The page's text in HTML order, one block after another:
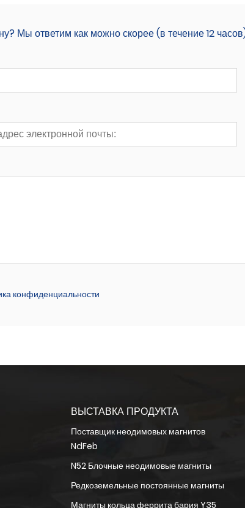
Мы ответим как можно скорее (в течение 12
конфиденциальности
ВЫСТАВКА ПРОДУКТА
Поставщик неодимовых магнитов
NdFeb
N52 Блочные неодимовые магниты
Редкоземельные постоянные магниты
Магниты кольца феррита бария Y35